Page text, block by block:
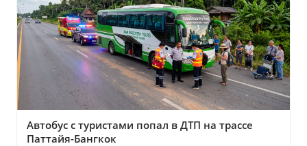
Автобус с туристами попал в ДТП на трассе
Паттайя-Бангкок